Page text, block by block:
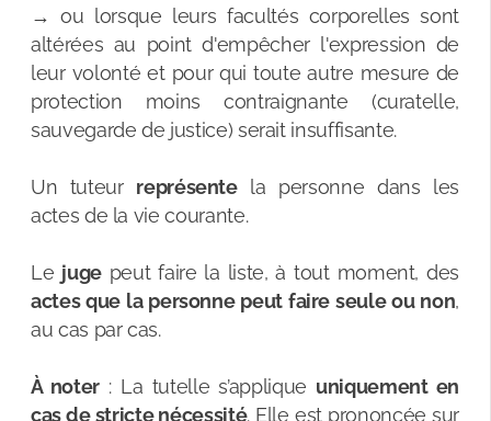
→ ou lorsque leurs facultés corporelles sont
altérées au point d'empêcher l'expression de
leur volonté et pour qui toute autre mesure de
protection moins contraignante (curatelle,
sauvegarde de justice) serait insuffisante.
Un tuteur représentela personne dans les
actes de la vie courante.
Le jugepeut faire la liste, à tout moment, des
actes que la personne peut faire seule ou non,
au cas par cas.
À noter : La tutelle s’applique uniquement en
cas de stricte nécessité. Elle est prononcée sur